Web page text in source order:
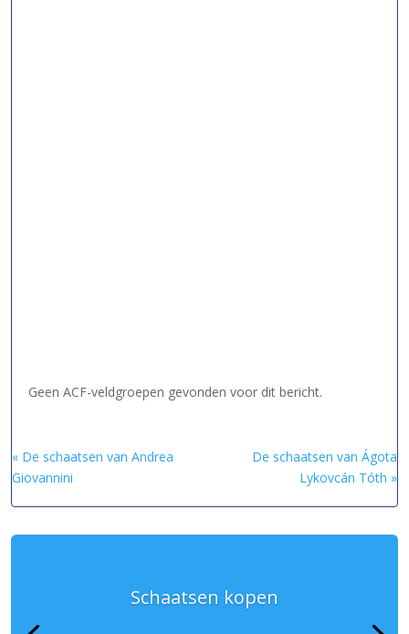
Geen ACF-veldgroepen gevonden voor dit bericht.
« De schaatsen van Andrea
Giovannini
De schaatsen van Ágota
Lykovcán Tóth »
Schaatsen kopen